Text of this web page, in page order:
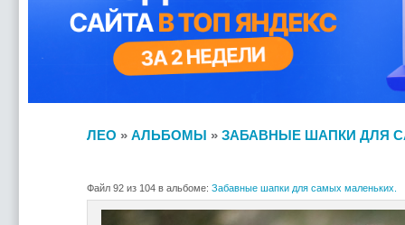
ЛЕО » АЛЬБОМЫ » ЗАБАВНЫЕ ШАПКИ ДЛЯ
Файл 92 из 104 в альбоме: Забавные шапки для самых маленьких.